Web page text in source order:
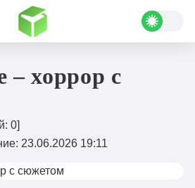
На прохождение
сюжетом
– хоррор с
0]
23.06.2026 19:11